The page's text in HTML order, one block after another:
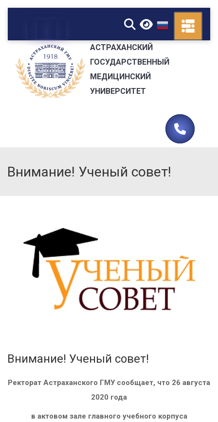
▼
АСТРАХАНСКИЙ
ГОСУДАРСТВЕННЫЙ
МЕДИЦИНСКИЙ
УНИВЕРСИТЕТ
Внимание! Ученый совет!
Внимание! Ученый совет!
Ректорат Астраханского ГМУ сообщает, что 26 августа
2020 года
в актовом зале главного учебного корпуса